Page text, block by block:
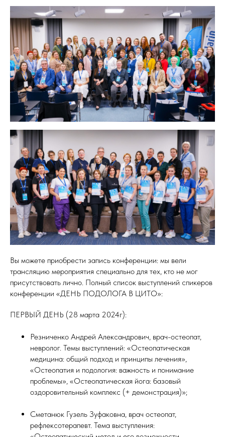
Вы можете приобрести запись конференции: мы вели
трансляцию мероприятия специально для тех, кто не мог
присутствовать лично. Полный список выступлений спикеров
конференции «ДЕНЬ ПОДОЛОГА В ЦИТО»:
ПЕРВЫЙ ДЕНЬ (28 марта 2024г):
Резниченко Андрей Александрович, врач-остеопат,
невролог. Темы выступлений: «Остеопатическая
медицина: общий подход и принципы лечения»,
«Остеопатия и подология: важность и понимание
проблемы», «Остеопатическая йога: базовый
оздоровительный комплекс (+ демонстрация)»;
Сметанюк Гузель Зуфаковна, врач остеопат,
рефлексотерапевт. Тема выступления: